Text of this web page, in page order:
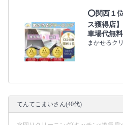
⭕関西１
ス獲得店
車場代無
まかせるク
てんてこまいさん(40代)